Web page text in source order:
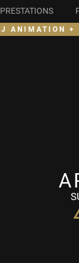
PRESTATIONS
ANIMATION +